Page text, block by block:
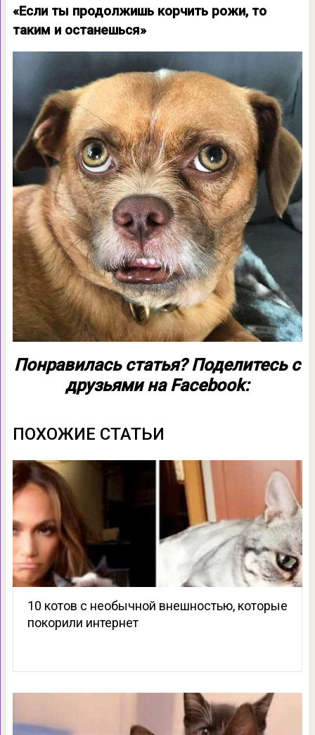
«Если ты продолжишь корчить рожи, то
таким и останешься»
Понравилась статья? Поделитесь с
друзьями на Facebook:
ПОХОЖИЕ СТАТЬИ
10 котов с необычной внешностью, которые
покорили интернет